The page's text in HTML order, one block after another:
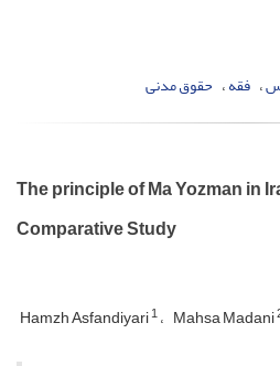
فقه حقوق مدنی
The principle of Ma Yozman in
Comparative Study
Hamzh Asfandiyari1 Mahsa Madani